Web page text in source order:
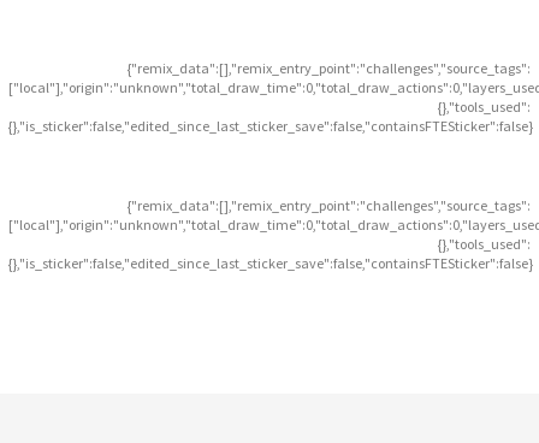
{"remix_data":[],"remix_entry_point":"challenges","source_tags":
{},"tools_used":
{},"is_sticker":false,"edited_since_last_sticker_save":false,"containsFTESticker":false}
{"remix_data":[],"remix_entry_point":"challenges","source_tags":
{},"tools_used":
{},"is_sticker":false,"edited_since_last_sticker_save":false,"containsFTESticker":false}